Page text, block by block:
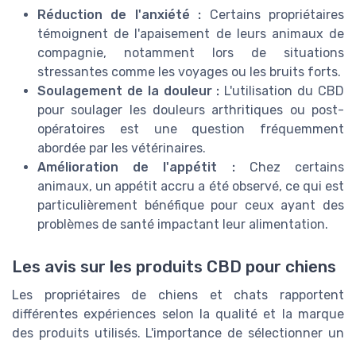
Réduction de l'anxiété : Certains propriétaires
témoignent de l'apaisement de leurs animaux de
compagnie, notamment lors de situations
stressantes comme les voyages ou les bruits forts.
Soulagement de la douleur : L'utilisation du CBD
pour soulager les douleurs arthritiques ou post-
opératoires est une question fréquemment
abordée par les vétérinaires.
Amélioration de l'appétit :Chez certains
animaux, un appétit accru a été observé, ce qui est
particulièrement bénéfique pour ceux ayant des
problèmes de santé impactant leur alimentation.
Les avis sur les produits CBD pour chiens
Les propriétaires de chiens et chats rapportent
différentes expériences selon la qualité et la marque
des produits utilisés. L'importance de sélectionner un